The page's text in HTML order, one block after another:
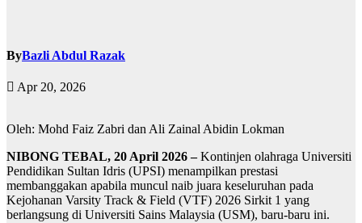
ByBazli Abdul Razak
Apr 20, 2026
Oleh: Mohd Faiz Zabri dan Ali Zainal Abidin Lokman
NIBONG TEBAL, 20 April 2026 –Kontinjen olahraga Universiti
Pendidikan Sultan Idris (UPSI) menampilkan prestasi
membanggakan apabila muncul naib juara keseluruhan pada
Kejohanan Varsity Track & Field (VTF) 2026 Sirkit 1 yang
berlangsung di Universiti Sains Malaysia (USM), baru-baru ini.